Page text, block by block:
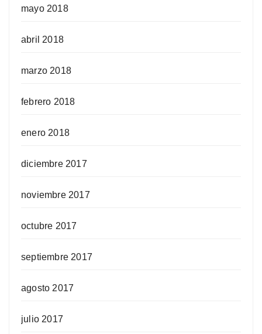
mayo 2018
abril 2018
marzo 2018
febrero 2018
enero 2018
diciembre 2017
noviembre 2017
octubre 2017
septiembre 2017
agosto 2017
julio 2017